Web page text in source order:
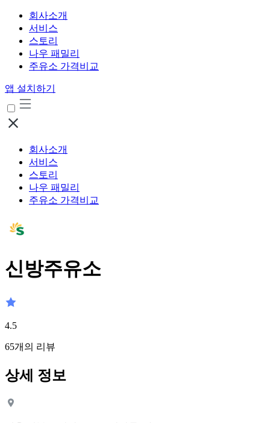
회사소개
서비스
스토리
나우 패밀리
주유소 가격비교
앱 설치하기
회사소개
서비스
스토리
나우 패밀리
주유소 가격비교
신방주유소
4.5
65개의 리뷰
상세 정보